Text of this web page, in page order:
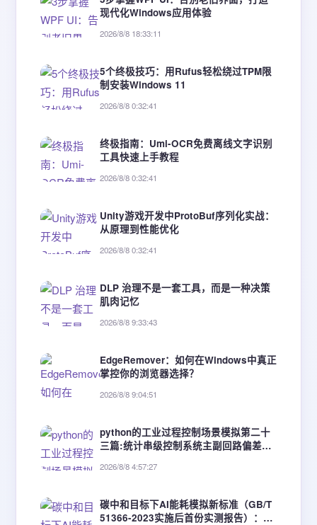
现代化Windows应用体验
2026/8/8 18:33:11
5个终极技巧：用Rufus轻松绕过TPM限
制安装Windows 11
2026/8/8 0:32:41
终极指南：Umi-OCR免费离线文字识别
工具快速上手教程
2026/8/8 0:32:41
Unity游戏开发中ProtoBuf序列化实战：
从原理到性能优化
2026/8/8 0:32:41
DLP 治理不是一套工具，而是一种决策
肌肉记忆
2026/8/8 9:33:43
EdgeRemover：如何在Windows中真正
掌控你的浏览器选择？
2026/8/8 9:04:51
python的工业过程控制场景模拟第二十
三篇:统计串级控制系统主副回路偏差数
2026/8/8 4:57:27
碳中和目标下AI能耗模拟新标准（GB/T
51366-2023实施后首份实测报告）：3